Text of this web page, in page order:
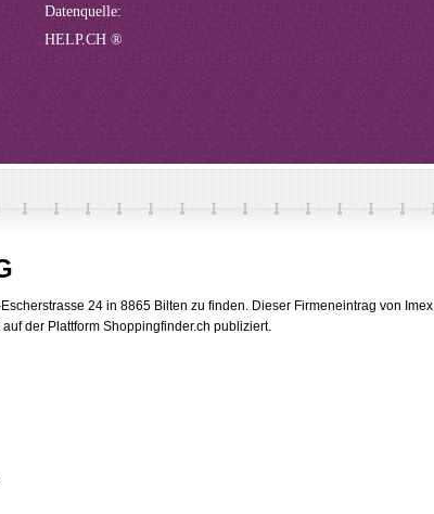
Datenquelle:
HELP.CH ®
24 in 8865 Bilten zu finden. Dieser Firmeneintrag von Imex
der Plattform Shoppingfinder.ch publiziert.